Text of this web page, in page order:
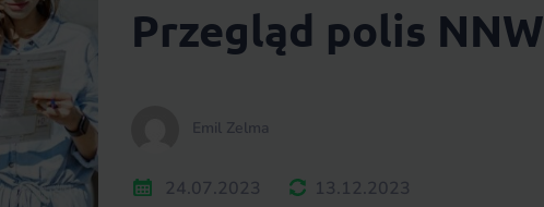
Przegląd polis NNW
Emil Zelma
24.07.2023 13.12.2023